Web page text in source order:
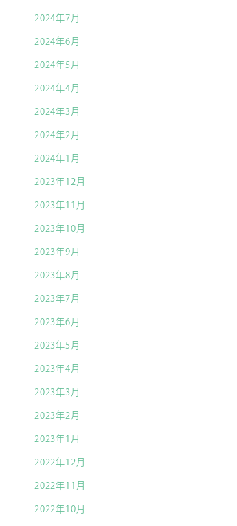
2024年7月
2024年6月
2024年5月
2024年4月
2024年3月
2024年2月
2024年1月
2023年12月
2023年11月
2023年10月
2023年9月
2023年8月
2023年7月
2023年6月
2023年5月
2023年4月
2023年3月
2023年2月
2023年1月
2022年12月
2022年11月
2022年10月